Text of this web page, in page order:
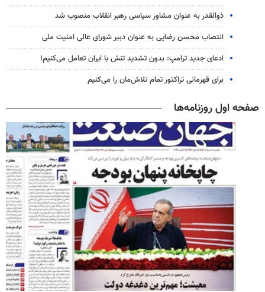
ذوالقدر به عنوان مشاور سیاسی رهبر انقلاب منصوب شد
انتصاب محسن رضایی به عنوان دبیر شورای عالی امنیت ملی
ادعای جدید ترامپ: بدون تشدید تنش با ایران تعامل می‌کنیم!
برای قهرمانی تراکتور تمام تلاش‌مان را می‌کنیم
صفحه اول روزنامه‌ها